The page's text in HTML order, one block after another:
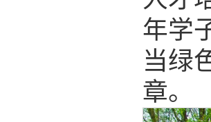
年学
当绿
章。